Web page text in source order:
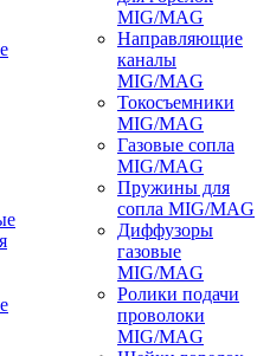
MIG/MAG
Направляющие
каналы
MIG/MAG
Токосъемники
MIG/MAG
Газовые сопла
MIG/MAG
Пружины для
сопла MIG/MAG
Диффузоры
газовые
MIG/MAG
Ролики подачи
проволоки
MIG/MAG